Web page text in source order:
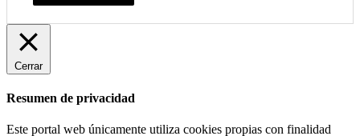
Cerrar
Resumen de privacidad
Este portal web únicamente utiliza cookies propias con finalidad